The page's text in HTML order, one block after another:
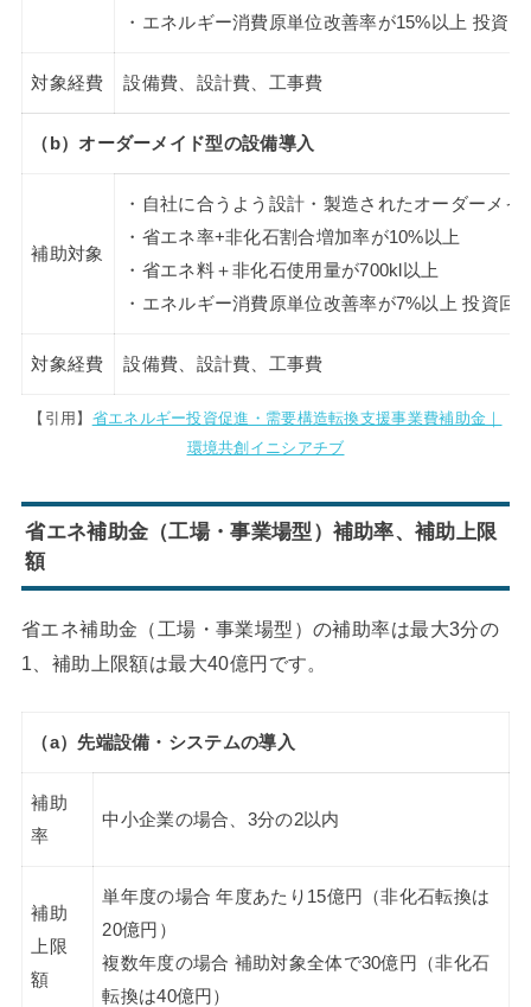
・エネルギー消費原単位改善率が15%以上 投資
対象経費 設備費、設計費、工事費
（b）オーダーメイド型の設備導入
補助対象
・自社に合うよう設計・製造されたオーダーメ
・省エネ率+非化石割合増加率が10%以上
・省エネ料＋非化石使用量が700kl以上
・エネルギー消費原単位改善率が7%以上 投資回
対象経費 設備費、設計費、工事費
【引用】 省エネルギー投資促進・需要構造転換支援事業費補助金｜
環境共創イニシアチブ
省エネ補助金（工場・事業場型）補助率、補助上限
額
省エネ補助金（工場・事業場型）の補助率は最大3分の
1、補助上限額は最大40億円です。
（a）先端設備・システムの導入
補助
率
中小企業の場合、3分の2以内
補助
上限
額
単年度の場合 年度あたり15億円（非化石転換は
20億円）
複数年度の場合 補助対象全体で30億円（非化石
転換は40億円）